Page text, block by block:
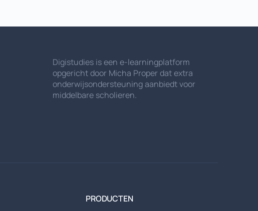
Digistudies is een e-learningplatform
opgericht door Micha Proper dat extra
onderwijsondersteuning aanbiedt voor
middelbare scholieren.
PRODUCTEN